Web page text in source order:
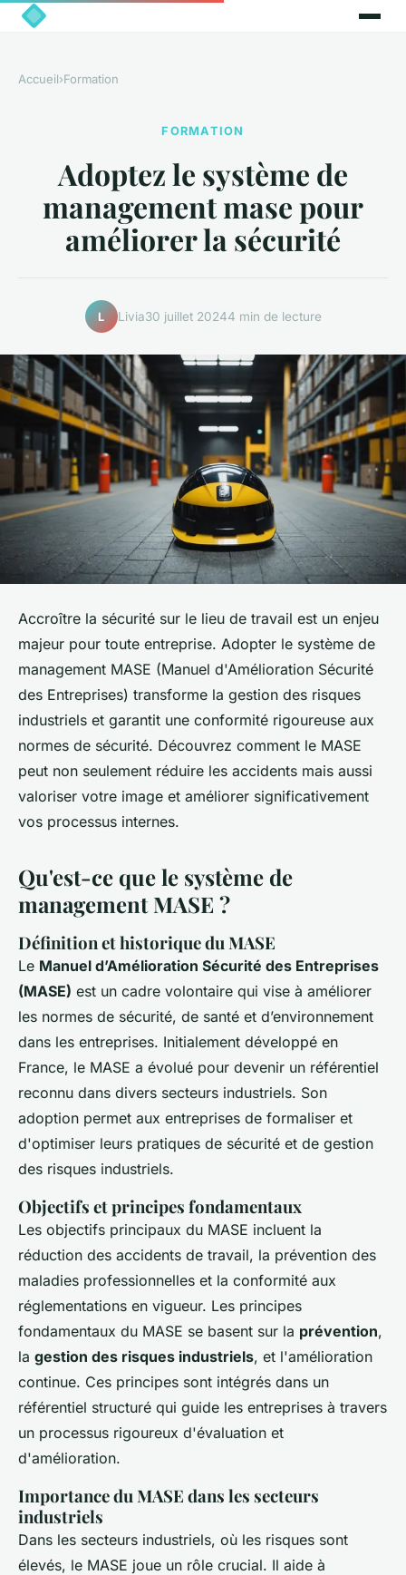
Accueil›Formation
FORMATION
Adoptez le système de
management mase pour
améliorer la sécurité
L Livia30 juillet 20244 min de lecture
Accroître la sécurité sur le lieu de travail est un enjeu
majeur pour toute entreprise. Adopter le système de
management MASE (Manuel d'Amélioration Sécurité
des Entreprises) transforme la gestion des risques
industriels et garantit une conformité rigoureuse aux
normes de sécurité. Découvrez comment le MASE
peut non seulement réduire les accidents mais aussi
valoriser votre image et améliorer significativement
vos processus internes.
Qu'est-ce que le système de
management MASE ?
Définition et historique du MASE
Le Manuel d’Amélioration Sécurité des Entreprises
(MASE) est un cadre volontaire qui vise à améliorer
les normes de sécurité, de santé et d’environnement
dans les entreprises. Initialement développé en
France, le MASE a évolué pour devenir un référentiel
reconnu dans divers secteurs industriels. Son
adoption permet aux entreprises de formaliser et
d'optimiser leurs pratiques de sécurité et de gestion
des risques industriels.
Objectifs et principes fondamentaux
Les objectifs principaux du MASE incluent la
réduction des accidents de travail, la prévention des
maladies professionnelles et la conformité aux
réglementations en vigueur. Les principes
fondamentaux du MASE se basent sur la prévention,
la gestion des risques industriels, et l'amélioration
continue. Ces principes sont intégrés dans un
référentiel structuré qui guide les entreprises à travers
un processus rigoureux d'évaluation et
d'amélioration.
Importance du MASE dans les secteurs
industriels
Dans les secteurs industriels, où les risques sont
élevés, le MASE joue un rôle crucial. Il aide à